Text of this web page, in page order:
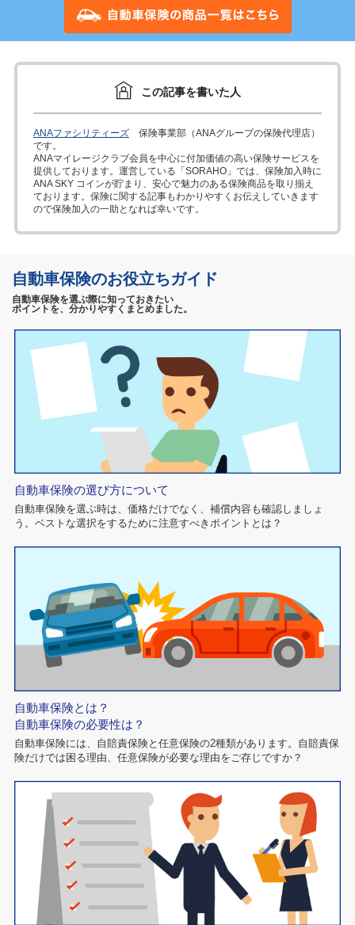
この記事を書いた人
ANAファシリティーズ保険事業部（ANAグループの保険代理店）
です。
ANAマイレージクラブ会員を中心に付加価値の高い保険サービスを
提供しております。運営している「SORAHO」では、保険加入時に
ANA SKY コインが貯まり、安心で魅力のある保険商品を取り揃え
ております。保険に関する記事もわかりやすくお伝えしていきます
ので保険加入の一助となれば幸いです。
自動車保険のお役立ちガイド
自動車保険を選ぶ際に知っておきたい
ポイントを、分かりやすくまとめました。
自動車保険の選び方について
自動車保険を選ぶ時は、価格だけでなく、補償内容も確認しましょ
う。ベストな選択をするために注意すべきポイントとは？
自動車保険とは？
自動車保険の必要性は？
自動車保険には、自賠責保険と任意保険の2種類があります。自賠責保
険だけでは困る理由、任意保険が必要な理由をご存じですか？